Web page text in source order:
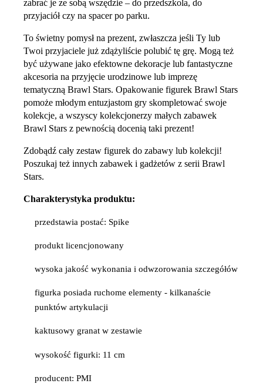
zabrać je ze sobą wszędzie – do przedszkola, do
przyjaciół czy na spacer po parku.
To świetny pomysł na prezent, zwłaszcza jeśli Ty lub
Twoi przyjaciele już zdążyliście polubić tę grę. Mogą też
być używane jako efektowne dekoracje lub fantastyczne
akcesoria na przyjęcie urodzinowe lub imprezę
tematyczną Brawl Stars. Opakowanie figurek Brawl Stars
pomoże młodym entuzjastom gry skompletować swoje
kolekcje, a wszyscy kolekcjonerzy małych zabawek
Brawl Stars z pewnością docenią taki prezent!
Zdobądź cały zestaw figurek do zabawy lub kolekcji!
Poszukaj też innych zabawek i gadżetów z serii Brawl
Stars.
Charakterystyka produktu:
przedstawia postać: Spike
produkt licencjonowany
wysoka jakość wykonania i odwzorowania szczegółów
figurka posiada ruchome elementy - kilkanaście
punktów artykulacji
kaktusowy granat w zestawie
wysokość figurki: 11 cm
producent: PMI